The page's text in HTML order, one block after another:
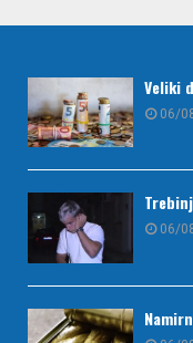
Veliki
06/
06/